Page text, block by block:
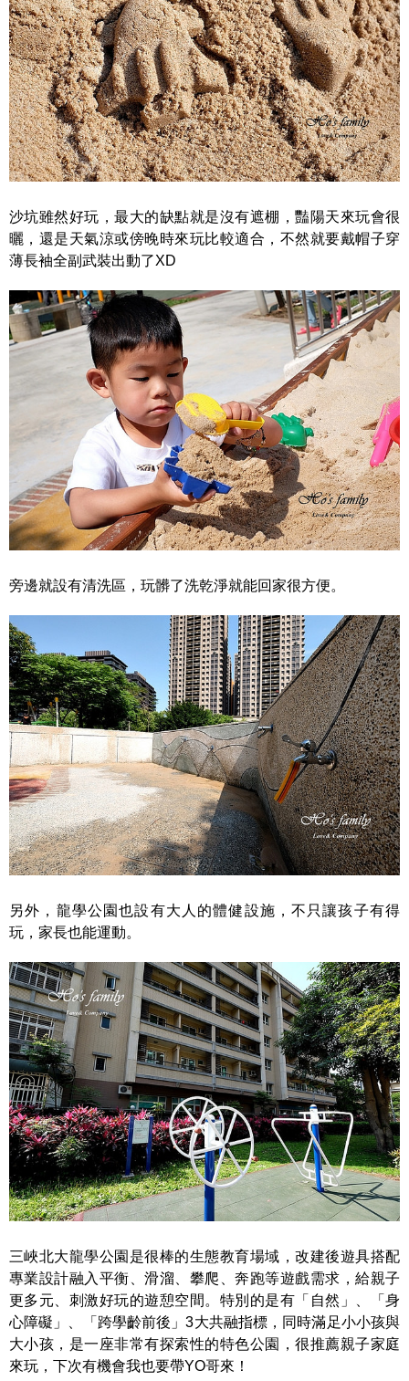
沙坑雖然好玩，最大的缺點就是沒有遮棚，豔陽天來玩會很
曬，還是天氣涼或傍晚時來玩比較適合，不然就要戴帽子穿
薄長袖全副武裝出動了XD
旁邊就設有清洗區，玩髒了洗乾淨就能回家很方便。
另外，龍學公園也設有大人的體健設施，不只讓孩子有得
玩，家長也能運動。
三峽北大龍學公園是很棒的生態教育場域，改建後遊具搭配
專業設計融入平衡、滑溜、攀爬、奔跑等遊戲需求，給親子
更多元、刺激好玩的遊憩空間。特別的是有「自然」、「身
心障礙」、「跨學齡前後」3大共融指標，同時滿足小小孩與
大小孩，是一座非常有探索性的特色公園，很推薦親子家庭
來玩，下次有機會我也要帶YO哥來！